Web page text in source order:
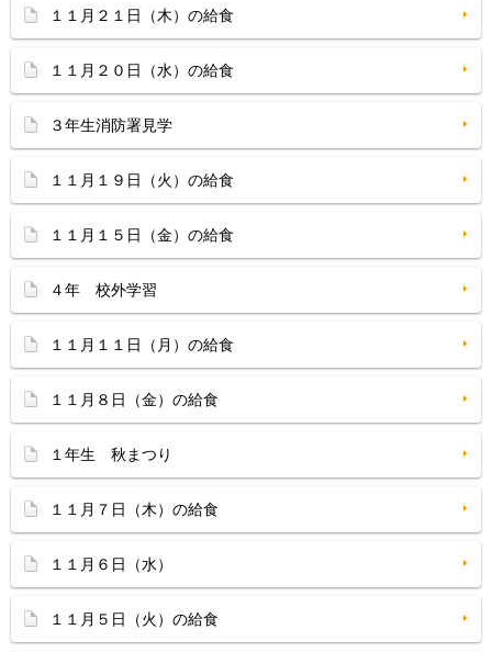
１１月２１日（木）の給食
１１月２０日（水）の給食
３年生消防署見学
１１月１９日（火）の給食
１１月１５日（金）の給食
４年 校外学習
１１月１１日（月）の給食
１１月８日（金）の給食
１年生 秋まつり
１１月７日（木）の給食
１１月６日（水）
１１月５日（火）の給食